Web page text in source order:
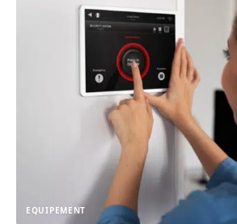
EQUIPEMENT